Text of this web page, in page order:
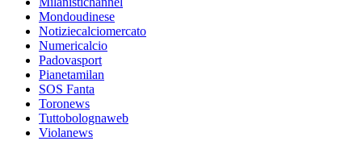
Mondoudinese
Notiziecalciomercato
Numericalcio
Padovasport
Pianetamilan
SOS Fanta
Toronews
Tuttobolognaweb
Violanews